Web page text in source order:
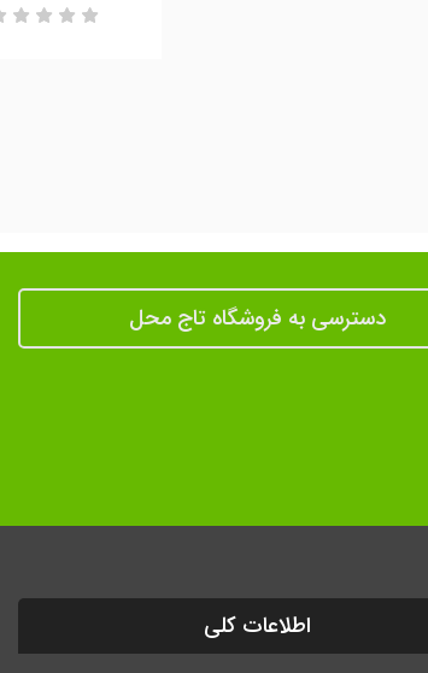
دسترسی به فروشگاه تاج محل
اطلاعات کلی